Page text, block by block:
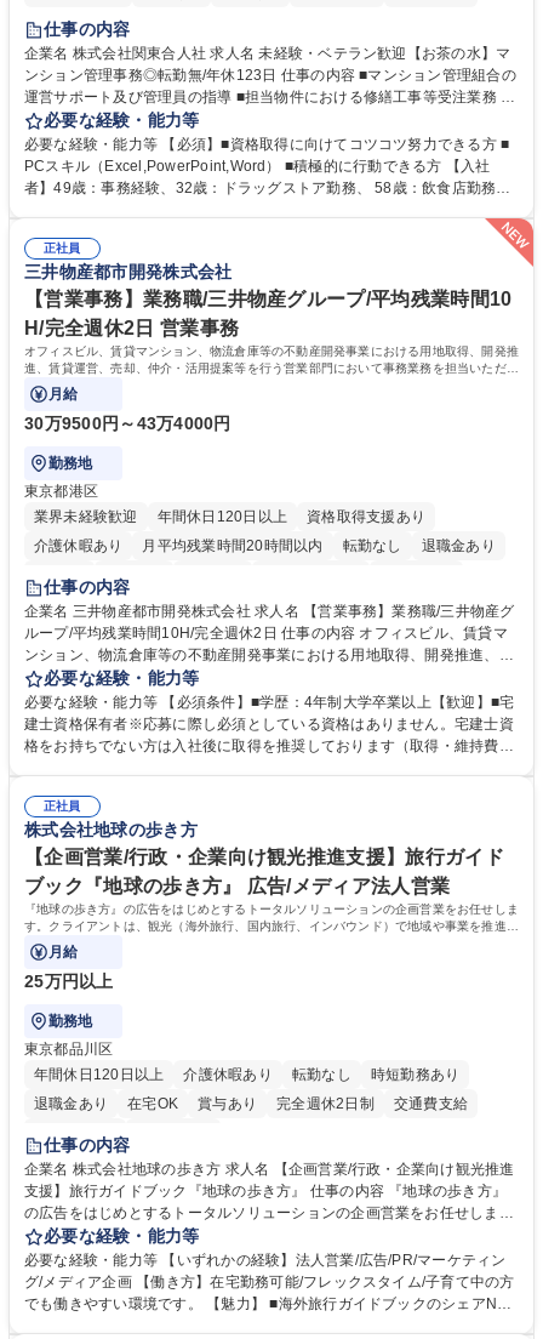
仕事の内容
企業名 株式会社関東合人社 求人名 未経験・ベテラン歓迎【お茶の水】マ
ンション管理事務◎転勤無/年休123日 仕事の内容 ■マンション管理組合の
運営サポート及び管理員の指導 ■担当物件における修繕工事等受注業務 ■
事務所内での事務業務等 ★異業界からの転職者が多数活躍しています
【年収補足】532万円 ＋別途インセンティヴで平均約100万円/年（昨年度
実績） ＋管理業務主任者資格手当50,000円/月 ★親会社である株式会社合
人社計画研究所社のグループ会社として、質の高いサービスと適性価格を
募集職種 未経験・ベテラン歓迎【お茶の水】マンション管理事務◎転勤
無/年休123日
必要な経験・能力等
必要な経験・能力等 【必須】■資格取得に向けてコツコツ努力できる方 ■
PCスキル（Excel,PowerPoint,Word） ■積極的に行動できる方 【入社
者】49歳：事務経験、32歳：ドラッグストア勤務、 58歳：飲食店勤務
試や研修制度など充実！ ＊未資格者の8割以上が入社2年以内に資格を取
得出来ております！ 【魅力】■フレックス制度、未経験からでも下限年収
を一律支給！ ■管理業務主任者資格取得後には50,000円/月の手当あり！
学歴・資格 学歴：大学院 大学 高専 短大 専修学校 高校 語学力： 資格：第
一種運転免許普通自動車
正社員
三井物産都市開発株式会社
【営業事務】業務職/三井物産グループ/平均残業時間10
H/完全週休2日 営業事務
オフィスビル、賃貸マンション、物流倉庫等の不動産開発事業における用地取得、開発推
進、賃貸運営、売却、仲介・活用提案等を行う営業部門において事務業務を担当いただき
ます。
月給
30万9500円～43万4000円
勤務地
東京都港区
業界未経験歓迎
年間休日120日以上
資格取得支援あり
介護休暇あり
月平均残業時間20時間以内 転勤なし
退職金あり
在宅OK
賞与あり
駅近5分以内
土日祝休み 寮・社宅あり
仕事の内容
企業名 三井物産都市開発株式会社 求人名 【営業事務】業務職/三井物産グ
ループ/平均残業時間10H/完全週休2日 仕事の内容 オフィスビル、賃貸マ
ンション、物流倉庫等の不動産開発事業における用地取得、開発推進、賃
貸運営、売却、仲介・活用提案等を行う営業部門において事務業務を担当
いただきます。 【詳細】・契約書管理、契約書製本、捺印対応、ファイリ
ング、登記簿取得、調書取得・支払業務（各種費用支払、支払管理、請
求・支払データ登録、取引先マスター申請対応）・予算作成及び予実管
の他に担当頂く業務が発生する場合があります。 募集職種 【営業事務】
業務職/三井物産グループ/平均残業時間10H/完全週休2日
必要な経験・能力等
必要な経験・能力等 【必須条件】■学歴：4年制大学卒業以上【歓迎】■宅
建士資格保有者※応募に際し必須としている資格はありません。宅建士資
格をお持ちでない方は入社後に取得を推奨しております（取得・維持費用
ション力がある方。 ・チャレンジを厭わず、粘り強く業務に取り組める
方。多様な関係者と謙虚に信頼関係を構築でき、期限を意識したスケジュ
ール管理が出来る方。※将来的に他部署（営業部門、コーポレート部門）
へのジョブローテーションの可能性があります。 学歴・資格 学歴：大学
院 大学 語学力： 資格：宅地建物取引士
正社員
株式会社地球の歩き方
【企画営業/行政・企業向け観光推進支援】旅行ガイド
ブック『地球の歩き方』 広告/メディア法人営業
『地球の歩き方』の広告をはじめとするトータルソリューションの企画営業をお任せしま
す。クライアントは、観光（海外旅行、国内旅行、インバウンド）で地域や事業を推進し
たい国内外の行政や企業です。
月給
25万円以上
勤務地
東京都品川区
年間休日120日以上
介護休暇あり 転勤なし
時短勤務あり
退職金あり
在宅OK 賞与あり 完全週休2日制
交通費支給
駅近5分以内
仕事の内容
企業名 株式会社地球の歩き方 求人名 【企画営業/行政・企業向け観光推進
支援】旅行ガイドブック『地球の歩き方』 仕事の内容 『地球の歩き方』
の広告をはじめとするトータルソリューションの企画営業をお任せしま
す。クライアントは、観光（海外旅行、国内旅行、インバウンド）で地域
や事業を推進したい国内外の行政や企業です。 【業務詳細】■『地球の歩
き方』は海外旅行ガイドブックのNo.1ブランドであり、国内旅行において
も牽引しております。観光推進支援においても、業界を牽引する意欲的な
必要な経験・能力等
必要な経験・能力等 【いずれかの経験】法人営業/広告/PR/マーケティン
グ/メディア企画 【働き方】在宅勤務可能/フレックスタイム/子育て中の方
でも働きやすい環境です。 【魅力】 ■海外旅行ガイドブックのシェアNo.1